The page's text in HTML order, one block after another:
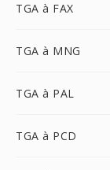
TGA à FAX
TGA à MNG
TGA à PAL
TGA à PCD